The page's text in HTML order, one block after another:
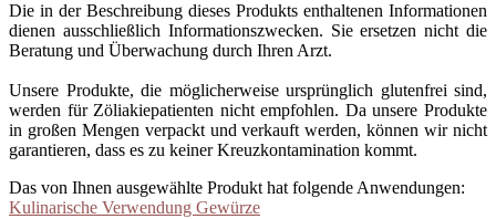
Die in der Beschreibung dieses Produkts enthaltenen Informationen
dienen ausschließlich Informationszwecken. Sie ersetzen nicht die
Beratung und Überwachung durch Ihren Arzt.
Unsere Produkte, die möglicherweise ursprünglich glutenfrei sind,
werden für Zöliakiepatienten nicht empfohlen. Da unsere Produkte
in großen Mengen verpackt und verkauft werden, können wir nicht
garantieren, dass es zu keiner Kreuzkontamination kommt.
Das von Ihnen ausgewählte Produkt hat folgende Anwendungen:
Kulinarische Verwendung Gewürze